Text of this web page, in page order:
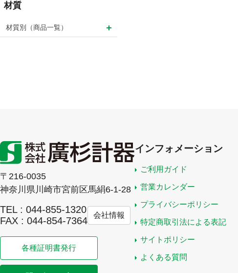
材質
材質別（商品一覧）
〒216-0035
神奈川県川崎市宮前区馬絹6-1-28
TEL : 044-855-1320
FAX : 044-854-7364
会社情報
各種証明書発行
インフォメーション
ご利用ガイド
営業カレンダー
プライバシーポリシー
特定商取引法による表記
サイトポリシー
よくある質問